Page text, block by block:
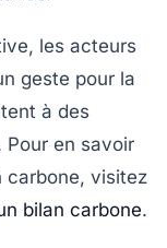
les acteurs
geste pour la
à des
Pour en savoir
carbone, visitez
bilan carbone.